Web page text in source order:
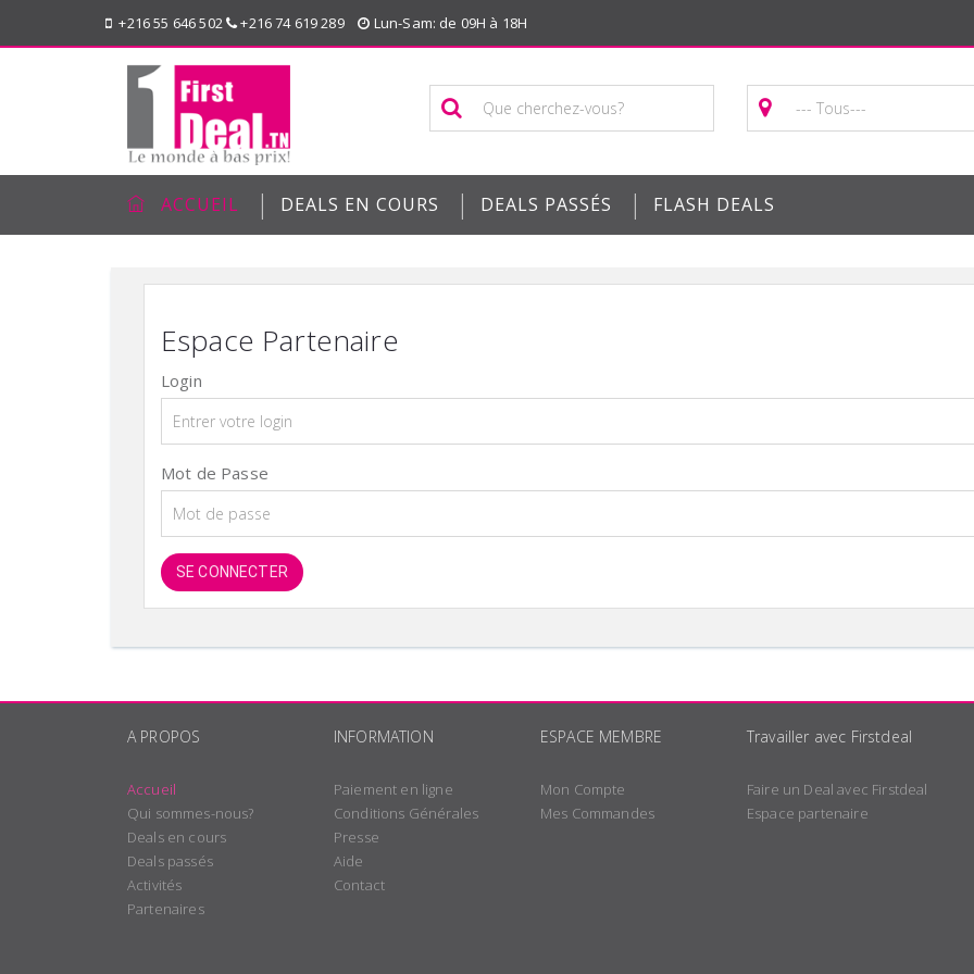
+216 55 646 502 +216 74 619 289 Lun-Sam: de 09H à 18H
ACCUEIL | DEALS EN COURS | DEALS PASSÉS | FLASH DEALS
Espace Partenaire
Login
Mot de Passe
SE CONNECTER
A PROPOS
Accueil
Qui sommes-nous?
Deals en cours
Deals passés
Activités
Partenaires
INFORMATION
Paiement en ligne
Conditions Générales
Presse
Aide
Contact
ESPACE MEMBRE
Mon Compte
Mes Commandes
Travailler avec Firstdeal
Faire un Deal avec Firstdeal
Espace partenaire